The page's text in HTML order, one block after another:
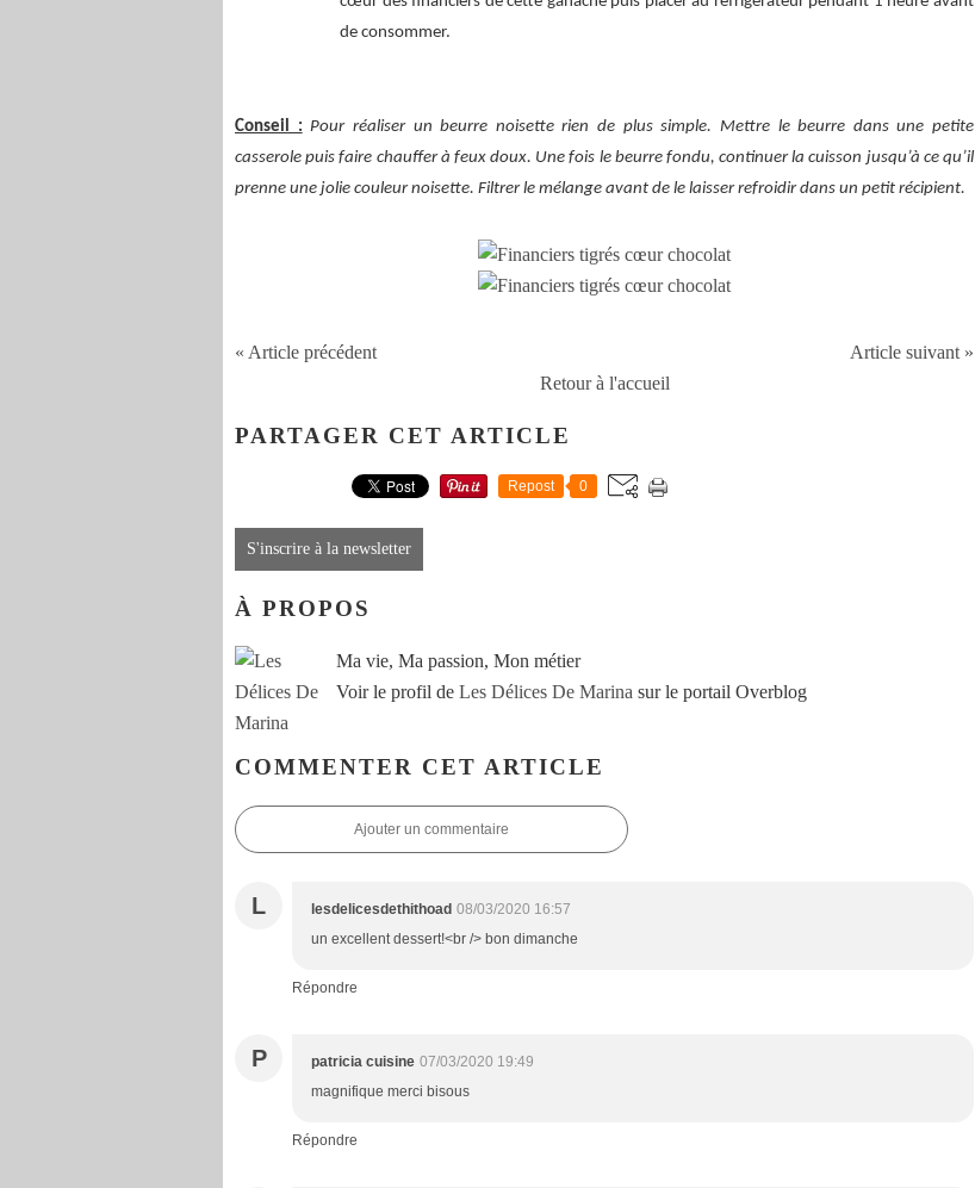
de consommer.
Conseil : Pour réaliser un beurre noisette rien de plus simple. Mettre le beurre dans une petite
casserole puis faire chauffer à feux doux. Une fois le beurre fondu, continuer la cuisson jusqu’à ce qu’il
prenne une jolie couleur noisette. Filtrer le mélange avant de le laisser refroidir dans un petit récipient.
« Article précédent
Article suivant »
Retour à l'accueil
PARTAGER CET ARTICLE
Repost 0
S'inscrire à la newsletter
À PROPOS
Ma vie, Ma passion, Mon métier
Voir le profil de Les Délices De Marina sur le portail Overblog
COMMENTER CET ARTICLE
Ajouter un commentaire
L lesdelicesdethithoad 08/03/2020 16:57
un excellent dessert!<br /> bon dimanche
Répondre
P patricia cuisine 07/03/2020 19:49
magnifique merci bisous
Répondre